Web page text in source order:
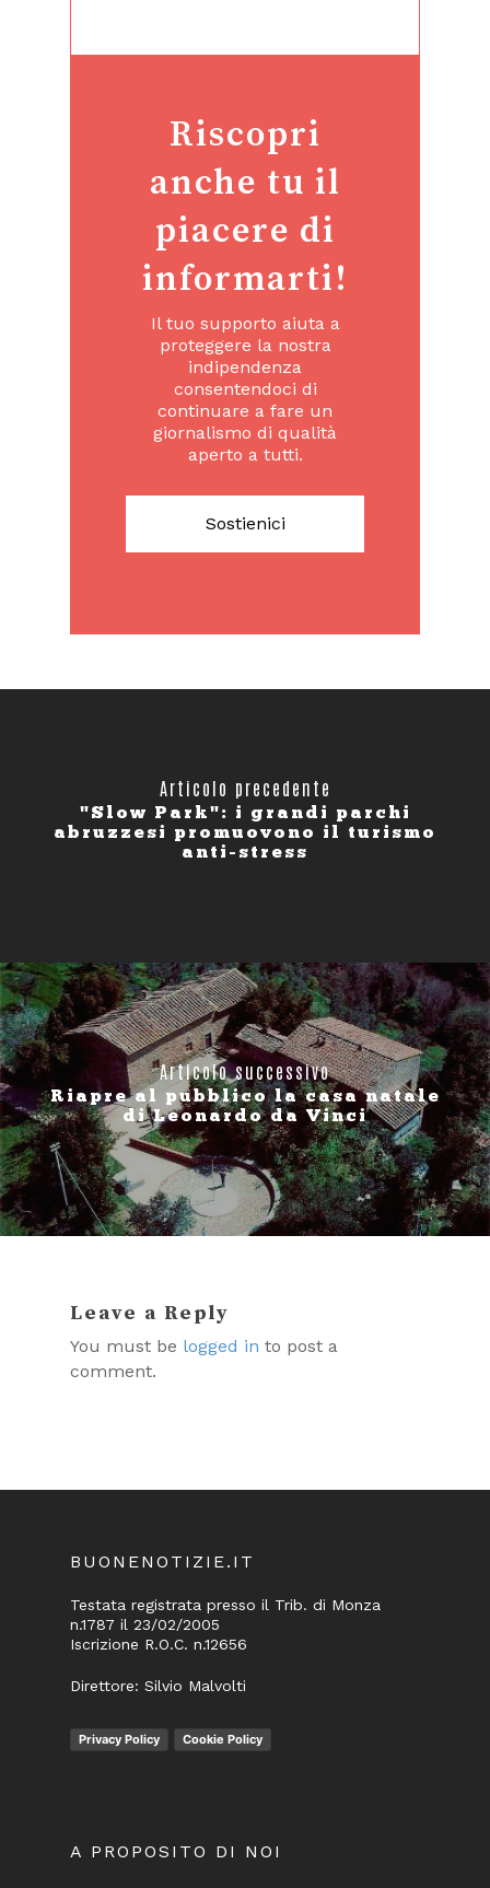
Riscopri
anche tu il
piacere di
informarti!
Il tuo supporto aiuta a
proteggere la nostra
indipendenza
consentendoci di
continuare a fare un
giornalismo di qualità
aperto a tutti.
Sostienici
Articolo precedente
"Slow Park": i grandi parchi
abruzzesi promuovono il turismo
anti-stress
Articolo successivo
Riapre al pubblico la casa natale
di Leonardo da Vinci
Leave a Reply
You must be logged in to post a
comment.
BUONENOTIZIE.IT
Testata registrata presso il Trib. di Monza
n.1787 il 23/02/2005
Iscrizione R.O.C. n.12656
Direttore: Silvio Malvolti
Privacy Policy Cookie Policy
A PROPOSITO DI NOI